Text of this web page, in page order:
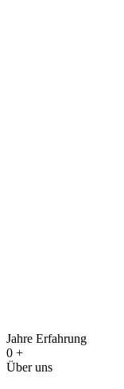
Jahre Erfahrung
0 +
Über uns